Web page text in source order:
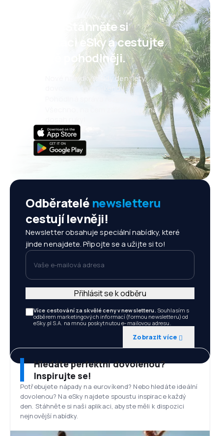
Psst! Stáhněte si
aplikaci eSky a cestujte
ještě pohodlněji.
Nové nabídky každý den: lety,
dovolené, eurovíkendy
Všechno, na čem záleží, vždy na
Odběratelé newsletteru
cestují levněji!
Newsletter obsahuje speciální nabídky, které
jinde nenajdete. Připojte se a užijte si to!
Vaše e-mailová adresa
Více cestování za skvělé ceny v newsletteru. Souhlasím s
odběrem marketingových informací (formou newsletteru) od
eSky.pl S.A. na mnou poskytnutou e-mailovou adresu.
Zobrazit více
Přihlásit se k odběru
Hledáte perfektní dovolenou?
Inspirujte se!
Potřebujete nápady na eurovíkend? Nebo hledáte ideální
dovolenou? Na eSky najdete spoustu inspirace každý
den. Stáhněte si naši aplikaci, abyste měli k dispozici
nejnovější nabídky.